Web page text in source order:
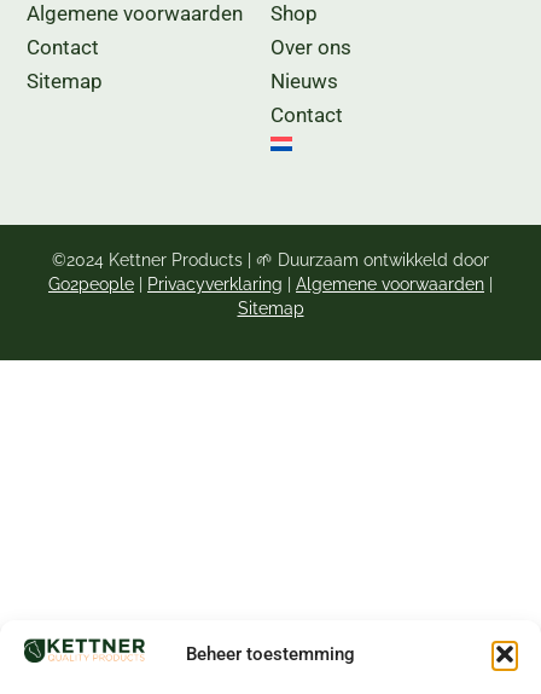
Beheer toestemming
Shop
Over ons
Nieuws
Contact
Algemene voorwaarden
Contact
Sitemap
©2024 Kettner Products | 🌱 Duurzaam ontwikkeld door
Go2people
Privacyverklaring Algemene voorwaarden
Sitemap